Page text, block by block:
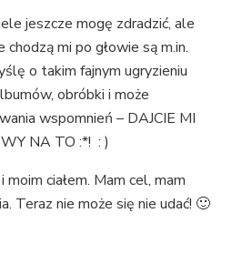
jeszcze mogę zdradzić, ale
mi po głowie są m.in.
o takim fajnym ugryzieniu
obróbki i może
wspomnień – DAJCIE MI
NA TO :*! : )
ciałem. Mam cel, mam
Teraz nie może się nie udać! 🙂